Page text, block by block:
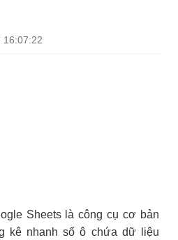
16:07:22
Sheets là công cụ cơ bản
kê nhanh số ô chứa dữ liệu